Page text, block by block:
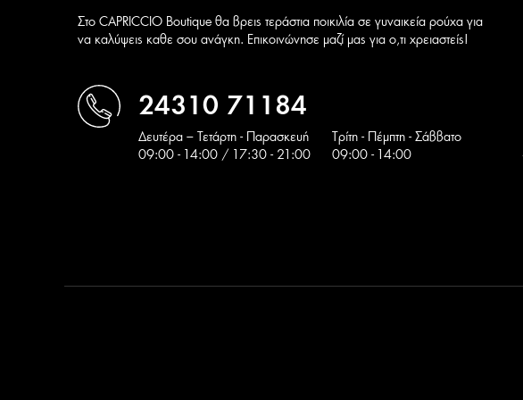
Στο CAPRICCIO Boutique θα βρεις τεράστια ποικιλία σε γυναικεία ρούχα για
να καλύψεις καθε σου ανάγκη. Επικοινώνησε μαζί μας για ο,τι χρειαστείς!
24310 71184
Δευτέρα – Τετάρτη - Παρασκευή
09:00 - 14:00 / 17:30 - 21:00
Tρίτη - Πέμπτη - Σάββατο
09:00 - 14:00